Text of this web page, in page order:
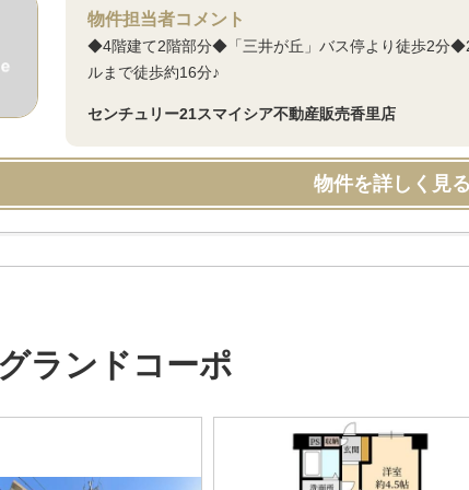
物件担当者コメント
◆4階建て2階部分◆「三井が丘」バス停より徒歩2分
ルまで徒歩約16分♪
センチュリー21スマイシア不動産販売香里店
物件を詳しく見る
ランドコーポ